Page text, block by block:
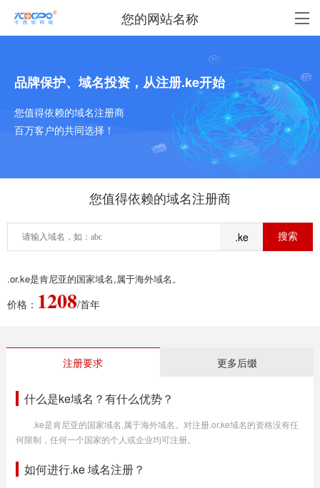
您的网站名称
品牌保护、域名投资，从注册.ke开始
您值得依赖的域名注册商
百万客户的共同选择！
您值得依赖的域名注册商
.ke
.or.ke是肯尼亚的国家域名,属于海外域名。
价格： 1208/首年
注册要求 更多后缀
什么是ke域名？有什么优势？
.ke是肯尼亚的国家域名,属于海外域名。对注册.or.ke域名的资格没有任
何限制，任何一个国家的个人或企业均可注册。
如何进行.ke 域名注册？